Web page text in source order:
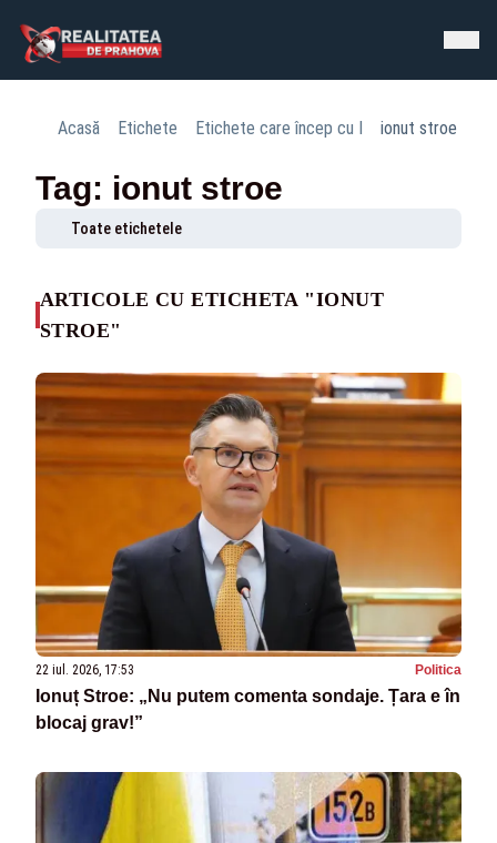
Acasă Etichete Etichete care încep cu I ionut stroe
Tag: ionut stroe
Toate etichetele
ARTICOLE CU ETICHETA "IONUT
STROE"
22 iul. 2026, 17:53 Politica
Ionuț Stroe: „Nu putem comenta sondaje. Țara e în
blocaj grav!”